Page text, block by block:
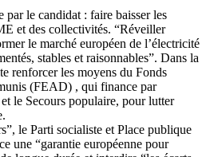
par le candidat : faire baisser les
et des collectivités. “Réveiller
le marché européen de l’électricité
stables et raisonnables”. Dans la
renforcer les moyens du Fonds
(FEAD) , qui finance par
le Secours populaire, pour lutter
le Parti socialiste et Place publique
une “garantie européenne pour